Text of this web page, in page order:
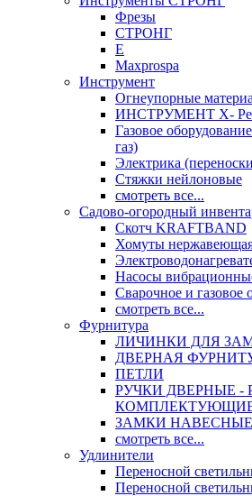
Фрезы
СТРОНГ
Е
Maxprospa
Инструмент
Огнеупорные
ИНСТРУМЕНТ X-
Газовое
газ)
Электрика
Стяжки нейлоновые
смотреть все...
Садово-огородный
Скотч KRAFTBAND
Хомуты нержавеющая
Насосы
Сварочное и газовое
смотреть все...
Фурнитура
ЛИЧИНКИ ДЛЯ
ДВЕРНАЯ
ПЕТЛИ
РУЧКИ ДВЕРНЫЕ -
ЗАМКИ
смотреть все...
Удлинители
Переносной
Переносной